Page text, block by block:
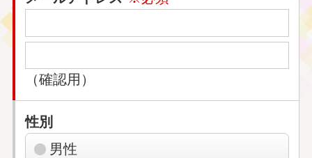
（確認用）
性別
男性